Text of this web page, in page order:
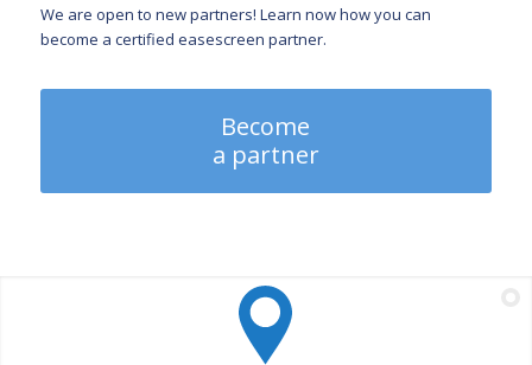
We are open to new partners! Learn now how you can
become a certified easescreen partner.
Become
a partner